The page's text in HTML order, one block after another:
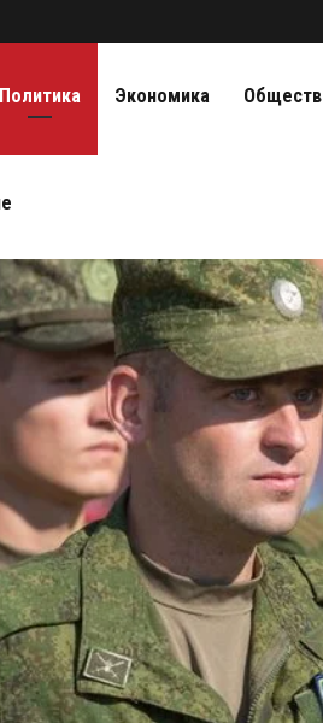
Политика Экономика